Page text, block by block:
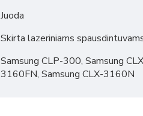
Juoda
Skirta lazeriniams
Samsung CLP-300, Samsung
3160FN, Samsung CLX-3160N